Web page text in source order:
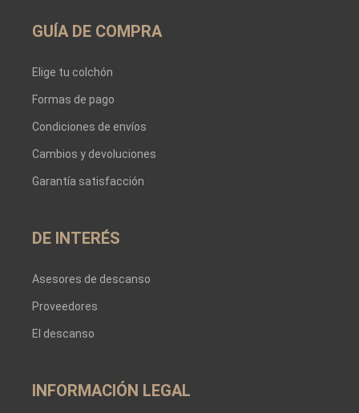
GUÍA DE COMPRA
Elige tu colchón
Formas de pago
Condiciones de envíos
Cambios y devoluciones
Garantía satisfacción
DE INTERÉS
Asesores de descanso
Proveedores
El descanso
INFORMACIÓN LEGAL